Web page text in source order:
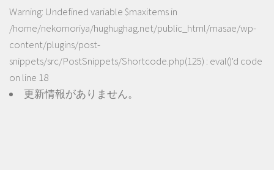
Warning: Undefined variable $maxitems in
/home/nekomoriya/hughughag.net/public_html/masae/wp-
content/plugins/post-
snippets/src/PostSnippets/Shortcode.php(125) : eval()'d code
on line 18
更新情報がありません。